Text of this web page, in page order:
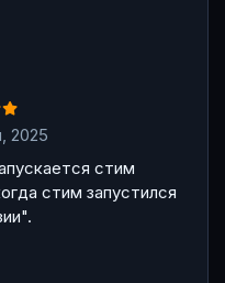
2025
стим
стим запустился